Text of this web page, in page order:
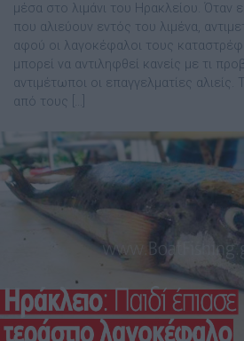
μέσα στο λιμάνι του Ηρακλείου. Όταν
που αλιεύουν εντός του λιμένα,
αφού οι λαγοκέφαλοι τους
μπορεί να αντιληφθεί κανείς με τι
αντιμέτωποι οι επαγγελματίες
από τους […]